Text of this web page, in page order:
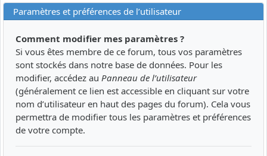
Paramètres et préférences de l’utilisateur
Comment modifier mes paramètres ?
Si vous êtes membre de ce forum, tous vos paramètres
sont stockés dans notre base de données. Pour les
modifier, accédez au Panneau de l’utilisateur
(généralement ce lien est accessible en cliquant sur votre
nom d’utilisateur en haut des pages du forum). Cela vous
permettra de modifier tous les paramètres et préférences
de votre compte.